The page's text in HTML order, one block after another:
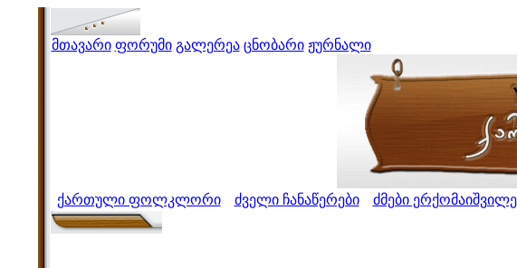
მთავარი ფორუმი გალერეა ცნობარი ჟურნალი
ქართული ფოლკლორი ძველი ჩანაწერები ძმები